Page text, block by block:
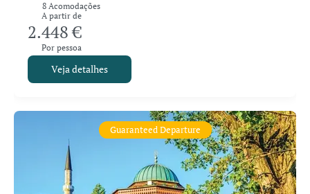
8 Acomodações
A partir de
2.448 €
Por pessoa
Veja detalhes
Guaranteed Departure